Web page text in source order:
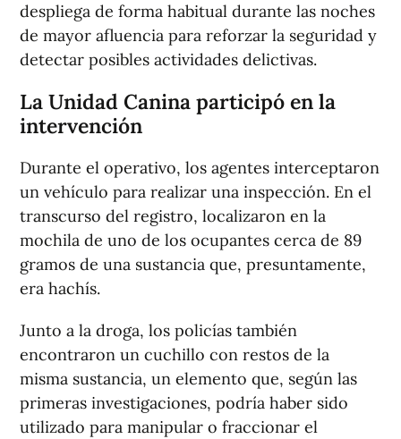
despliega de forma habitual durante las noches
de mayor afluencia para reforzar la seguridad y
detectar posibles actividades delictivas.
La Unidad Canina participó en la
intervención
Durante el operativo, los agentes interceptaron
un vehículo para realizar una inspección. En el
transcurso del registro, localizaron en la
mochila de uno de los ocupantes cerca de 89
gramos de una sustancia que, presuntamente,
era hachís.
Junto a la droga, los policías también
encontraron un cuchillo con restos de la
misma sustancia, un elemento que, según las
primeras investigaciones, podría haber sido
utilizado para manipular o fraccionar el